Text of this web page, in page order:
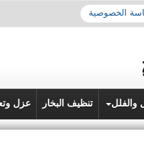
الخصوصية
والفلل تنظيف البخار عزل